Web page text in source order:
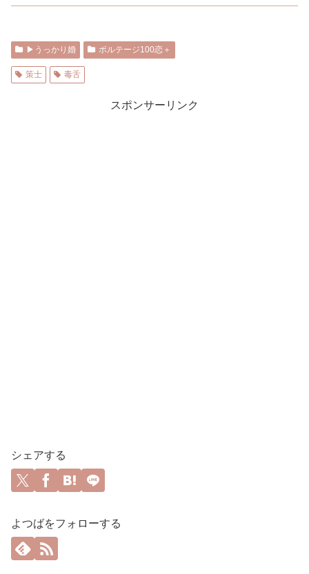
▶︎うっかり婚 ボルテージ100恋＋
策士 毒舌
スポンサーリンク
シェアする
よつばをフォローする